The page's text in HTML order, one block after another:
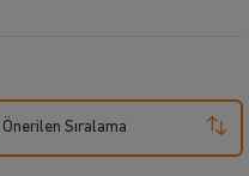
Önerilen Sıralama